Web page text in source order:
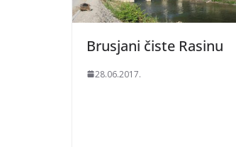
Brusjani čiste Rasinu
28.06.2017.